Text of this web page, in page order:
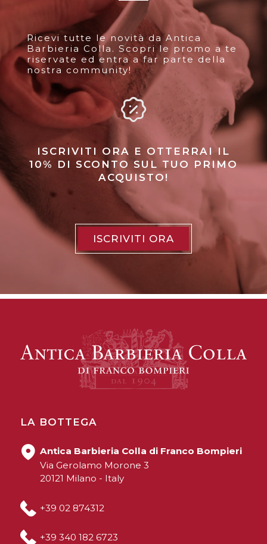
Ricevi tutte le novità da Antica
Barbieria Colla. Scopri le promo a te
riservate ed entra a far parte della
nostra community!
ISCRIVITI ORA E OTTERRAI IL
10% DI SCONTO SUL TUO PRIMO
ACQUISTO!
ISCRIVITI ORA
LA BOTTEGA
Antica Barbieria Colla di Franco Bompieri
Via Gerolamo Morone 3
20121 Milano - Italy
+39 02 874312
+39 340 182 6723